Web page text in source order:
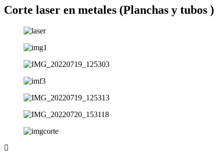
Corte laser en metales (Planchas y tubos )